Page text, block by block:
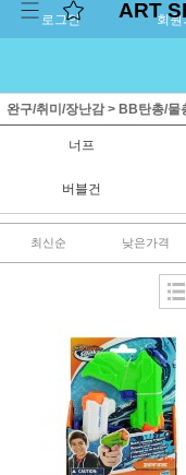
로그인 회원
ART
완구/취미/장난감> BB탄총/물
너프
버블건
최신순 낮은가격